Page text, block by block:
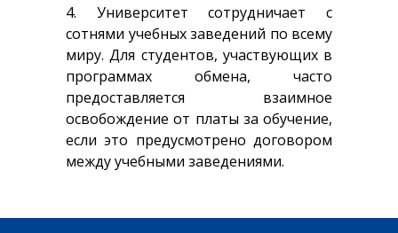
4. Университет сотрудничает с
сотнями учебных заведений по всему
миру. Для студентов, участвующих в
программах обмена, часто
предоставляется взаимное
освобождение от платы за обучение,
если это предусмотрено договором
между учебными заведениями.